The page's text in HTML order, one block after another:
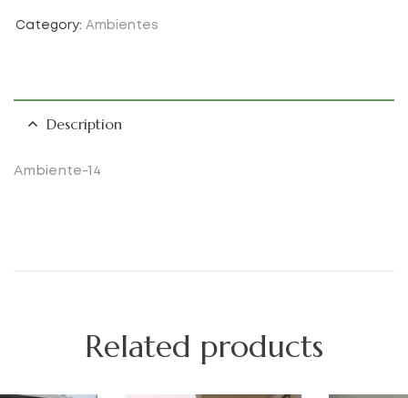
Category: Ambientes
Description
Ambiente-14
Related products